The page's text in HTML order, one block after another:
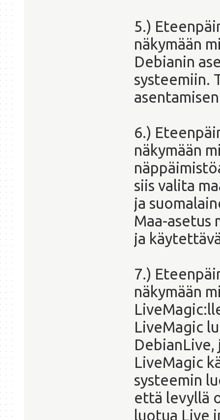
5.)
näkymään
Debianin
systeemiin.
6.)
näkymään
siis valita
ja
Maa-asetus
ja
7.)
näkymään
LiveMagic
LiveMagic
systeemin
että levyllä
luotua Live